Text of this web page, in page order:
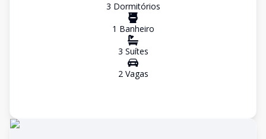
3 Dormitórios
1 Banheiro
3 Suítes
2Vagas